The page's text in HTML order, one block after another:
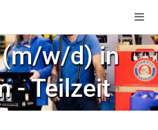
w/d) in
- Teilzeit